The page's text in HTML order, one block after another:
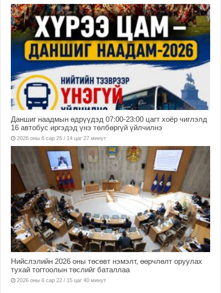
Даншиг наадмын өдрүүдэд 07:00-23:00 цагт хоёр чиглэлд
16 автобус иргэдэд үнэ төлбөргүй үйлчилнэ
2026 оны 6 сар 25 / 14 цаг 27 минут
Нийслэлийн 2026 оны төсөвт нэмэлт, өөрчлөлт оруулах
тухай тогтоолын төслийг баталлаа
2026 оны 6 сар 22 / 15 цаг 40 минут